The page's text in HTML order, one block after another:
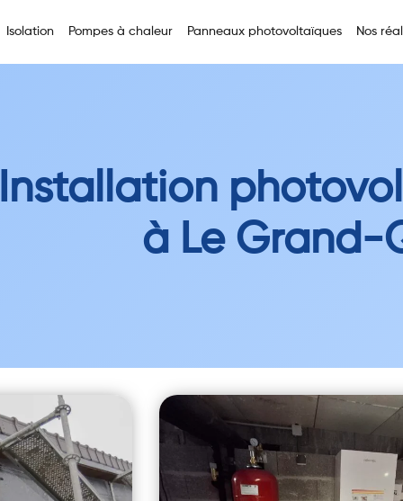
Isolation Pompes à chaleur Panneaux photovoltaïques Nos
Installation
à Le Grand-